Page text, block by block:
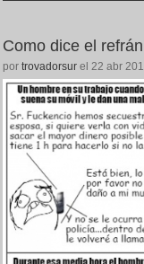
Como dice el
por trovadorsur el 22 abr